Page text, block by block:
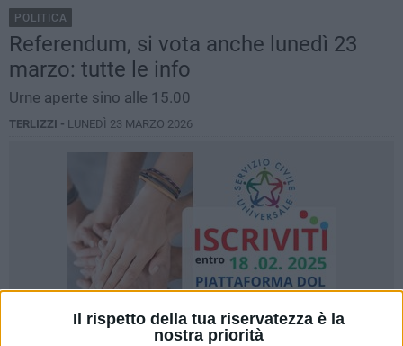
Il rispetto della tua riservatezza è la
nostra priorità
POLITICA
Referendum, si vota anche lunedì 23
marzo: tutte le info
Urne aperte sino alle 15.00
TERLIZZI - LUNEDÌ 23 MARZO 2026